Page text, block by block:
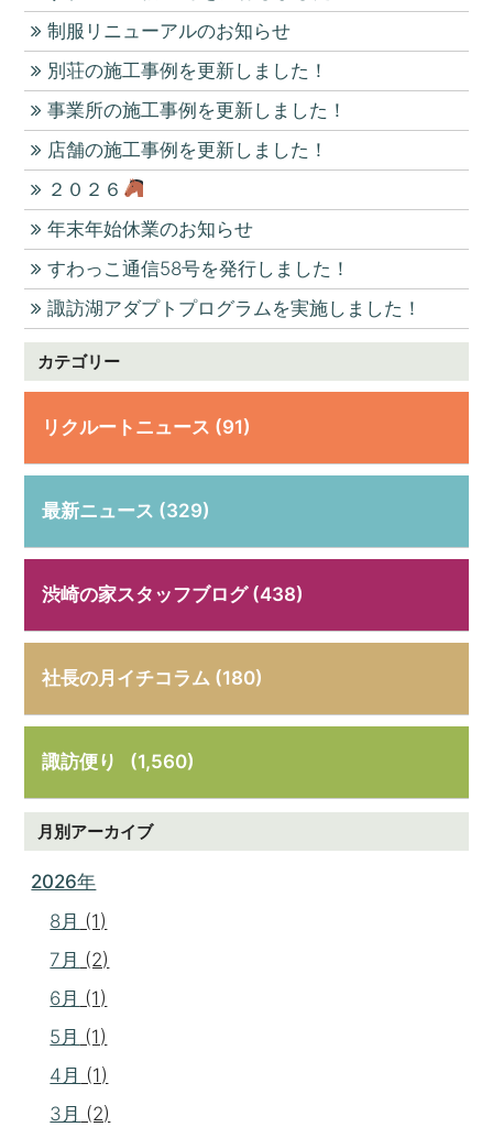
制服リニューアルのお知らせ
別荘の施工事例を更新しました！
事業所の施工事例を更新しました！
店舗の施工事例を更新しました！
２０２６
年末年始休業のお知らせ
すわっこ通信58号を発行しました！
諏訪湖アダプトプログラムを実施しました！
カテゴリー
リクルートニュース (91)
最新ニュース (329)
渋崎の家スタッフブログ (438)
社長の月イチコラム (180)
諏訪便り (1,560)
月別アーカイブ
2026年
8月 (1)
7月 (2)
6月 (1)
5月 (1)
4月 (1)
3月 (2)